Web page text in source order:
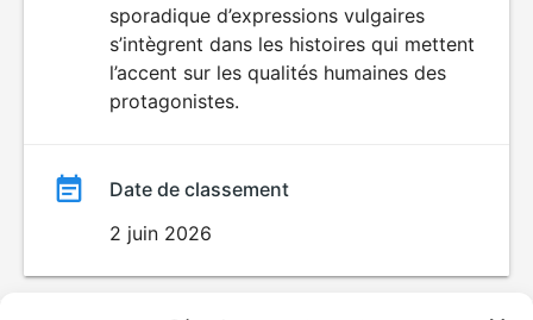
sporadique d’expressions vulgaires
s’intègrent dans les histoires qui mettent
l’accent sur les qualités humaines des
protagonistes.
Date de classement
2 juin 2026